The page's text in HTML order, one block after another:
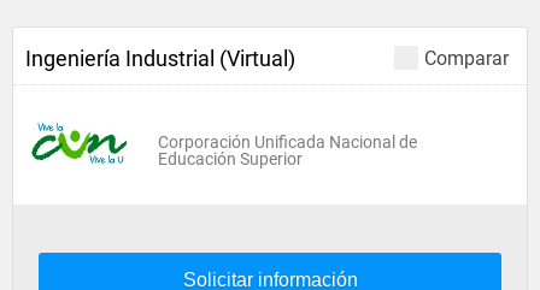
Comparar
Ingeniería Industrial (Virtual)
Corporación Unificada Nacional de
Educación Superior
Solicitar información